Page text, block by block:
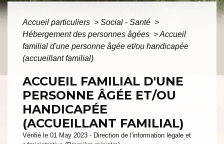
Accueil particuliers > Social - Santé >
Hébergement des personnes âgées >Accueil
familial d'une personne âgée et/ou handicapée
(accueillant familial)
ACCUEIL FAMILIAL D'UNE
PERSONNE ÂGÉE ET/OU
HANDICAPÉE
(ACCUEILLANT FAMILIAL)
Vérifié le 01 May 2023 - Direction de l'information légale et